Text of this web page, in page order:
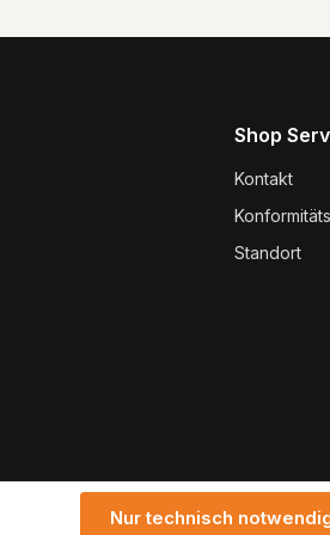
Shop
Kontakt
Standort
exkl. gesetzl. Mehrwertsteuer zzgl.
Nur technisch